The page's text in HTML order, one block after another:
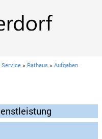
Service> Rathaus >Aufgaben